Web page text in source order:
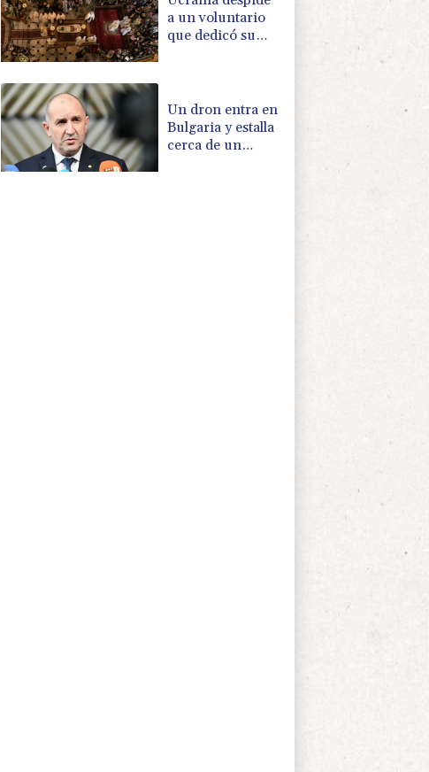
a un voluntario
que dedicó su
Un dron entra en
Bulgaria y estalla
cerca de un